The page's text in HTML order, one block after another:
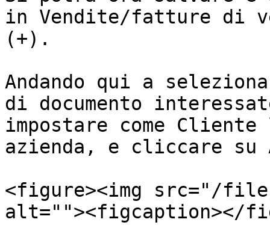
in Vendite/fatture di
(+).
Andando qui a
di documento
impostare come
azienda, e cliccare su
<figure><img src="/files/
alt=""><figcaption></